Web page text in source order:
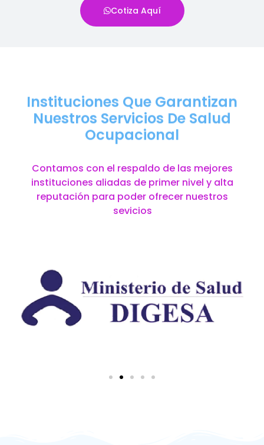
Cotiza Aquí
Instituciones Que Garantizan
Nuestros Servicios De Salud
Ocupacional
Contamos con el respaldo de las mejores
instituciones aliadas de primer nivel y alta
reputación para poder ofrecer nuestros
sevicios